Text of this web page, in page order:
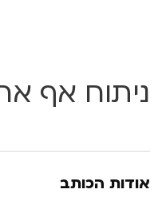
ניתוח אף
אודות הכותב